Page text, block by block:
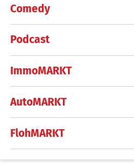
Comedy
Podcast
ImmoMARKT
AutoMARKT
FlohMARKT